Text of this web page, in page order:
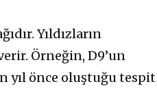
Yıldızların
Örneğin, D9’un
yıl önce oluştuğu tespit